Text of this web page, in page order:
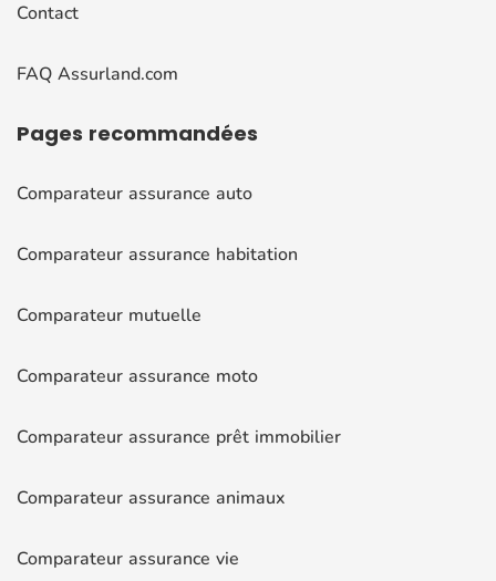
Contact
FAQ Assurland.com
Pages recommandées
Comparateur assurance auto
Comparateur assurance habitation
Comparateur mutuelle
Comparateur assurance moto
Comparateur assurance prêt immobilier
Comparateur assurance animaux
Comparateur assurance vie